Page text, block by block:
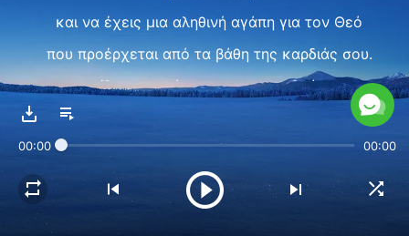
και να έχεις μια αληθινή αγάπη για τον Θεό
που προέρχεται από τα βάθη της καρδιάς σου.
Όταν η αγάπη σου για τον Θεό
και δεν μπορεί κανείς να καταστρέψει
την αγάπη σου για Εκείνον
ή να σταθεί εμπόδιο σ’ αυτήν,
00:00 00:00